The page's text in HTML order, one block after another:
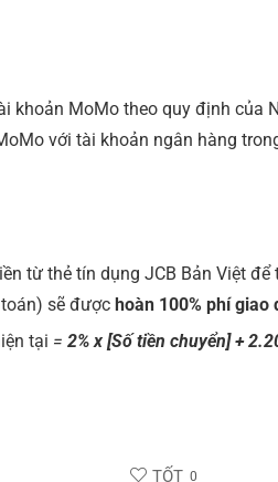
khoản MoMo theo quy định của
với tài khoản ngân hàng
từ thẻ tín dụng JCB Bản Việt
sẽ được hoàn 100% phí giao
tại = 2% x [Số tiền chuyển] +
TỐT 0